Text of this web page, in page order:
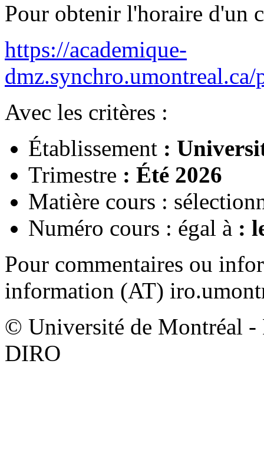
Pour obtenir l'horaire d'un
https://academique-
Avec les critères :
Établissement :
Trimestre : Été 2026
Matière cours :
Numéro cours : égal à :
Pour commentaires ou
information (AT)
© Université de Montréal -
DIRO